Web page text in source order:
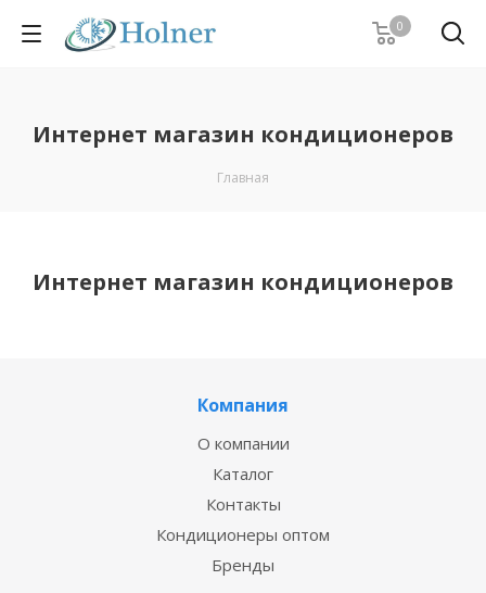
0
Интернет магазин кондиционеров
Главная
Интернет магазин кондиционеров
Компания
О компании
Каталог
Контакты
Кондиционеры оптом
Бренды